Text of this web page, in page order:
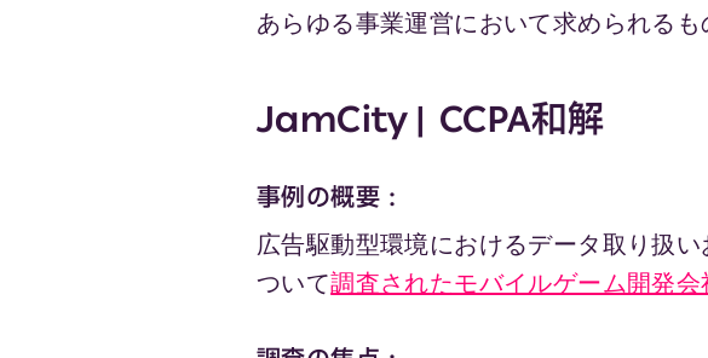
あらゆる事業運営において求められるも
JamCity | CCPA和解
事例の概要：
広告駆動型環境におけるデータ取り扱
ついて調査されたモバイルゲーム開発会